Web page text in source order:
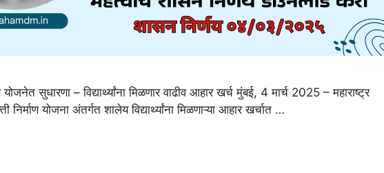
योजनेत सुधारणा – विद्यार्थ्यांना मिळणार वाढीव आहार खर्च मुंबई, 4 मार्च 2025 – महाराष्ट्र
योजना अंतर्गत शालेय विद्यार्थ्यांना मिळणाऱ्या आहार खर्चात …